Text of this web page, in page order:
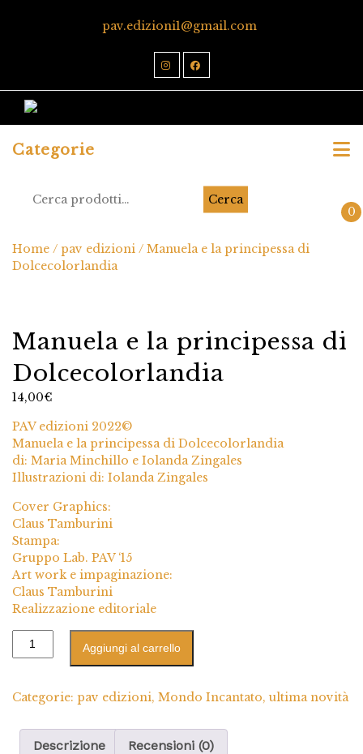
pav.edizioni1@gmail.com
Categorie
Cerca
0
Home / pav edizioni / Manuela e la principessa di
Dolcecolorlandia
Manuela e la principessa di
Dolcecolorlandia
14,00€
PAV edizioni 2022©
Manuela e la principessa di Dolcecolorlandia
di: Maria Minchillo e Iolanda Zingales
Illustrazioni di: Iolanda Zingales
Cover Graphics:
Claus Tamburini
Stampa:
Gruppo Lab. PAV ‘15
Art work e impaginazione:
Claus Tamburini
Realizzazione editoriale
Aggiungi al carrello
Categorie: pav edizioni, Mondo Incantato, ultima novità
Descrizione Recensioni (0)